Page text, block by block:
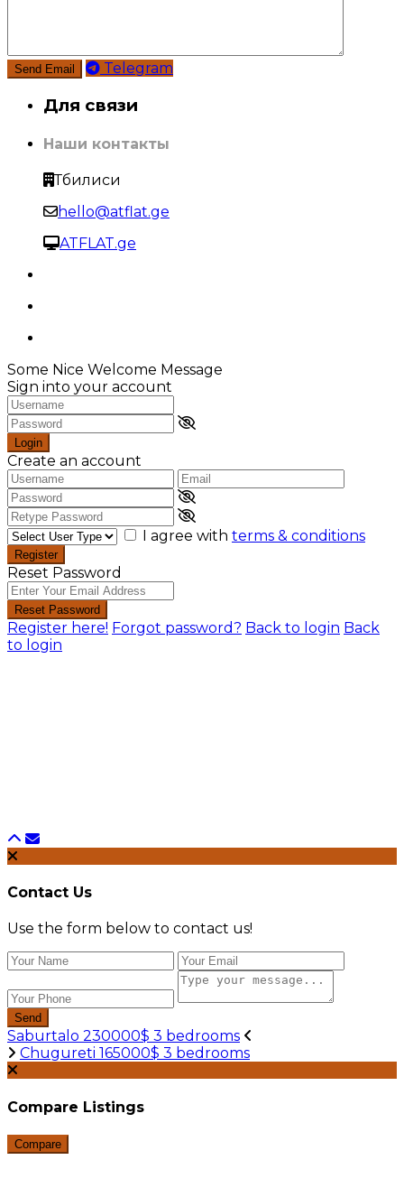
Telegram
Для связи
Наши контакты
Тбилиси
hello@atflat.ge
ATFLAT.ge
Some Nice Welcome Message
Sign into your account
Login
Create an account
I agree with terms & conditions
Register
Reset Password
Reset Password
Register here! Forgot password? Back to login Back
to login
Contact Us
Use the form below to contact us!
Send
Saburtalo 230000$ 3 bedrooms
Chugureti 165000$ 3 bedrooms
Compare Listings
Compare